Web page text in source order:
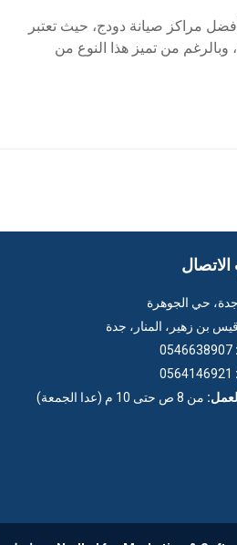
مراكز صيانة دودج، حيث تعتبر
وبالرغم من تميز هذا النوع من
جدة، حي الجوهرة
قيس بن زهير، المنار، جدة
0546638907
0564146921
من 8 ص حتى 10 م (عدا الجمعة)